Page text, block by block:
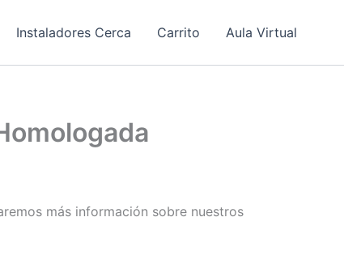
Instaladores Cerca Carrito Aula Virtual
más información sobre nuestros